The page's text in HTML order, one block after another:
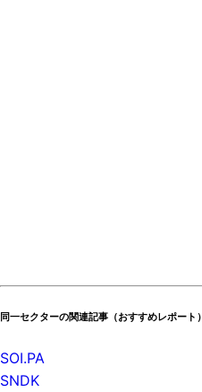
同一セクターの関連記事（おすすめレポート）
SOI.PA
SNDK